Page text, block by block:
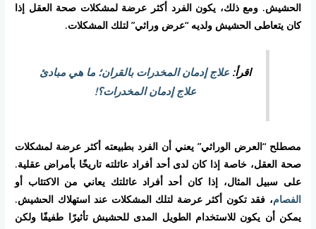
الحشيش. ومع ذلك، يكون الفرد أكثر عرضة لمشكلات صحة العقل إذا
كان يتعاطى الحشيش ولديه “عرض وراثي” لتلك المشكلات.
اقرأ: علاج إدمان المخدرات بالقران؛ ما هي مبادئ
علاج إدمان المخدرات؟!
مصطلح “العرض الوراثي” يعني أن الفرد بطبيعته أكثر عرضة لمشكلات
صحة العقل، خاصة إذا كان لدى أحد أفراد عائلته تاريخًا بأمراض عقلية.
على سبيل المثال، إذا كان أحد أفراد عائلتك يعاني من الاكتئاب أو
الفصام، فقد تكون أكثر عرضة لتلك المشكلات عند استهلاك الحشيش.
يمكن أن يكون للاستخدام الطويل المدى للحشيش تأثيرًا طفيفًا ولكن